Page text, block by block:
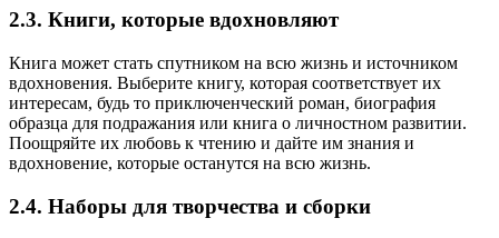
2.3. Книги, которые вдохновляют
Книга может стать спутником на всю жизнь и источником
вдохновения. Выберите книгу, которая соответствует их
интересам, будь то приключенческий роман, биография
образца для подражания или книга о личностном развитии.
Поощряйте их любовь к чтению и дайте им знания и
вдохновение, которые останутся на всю жизнь.
2.4. Наборы для творчества и сборки